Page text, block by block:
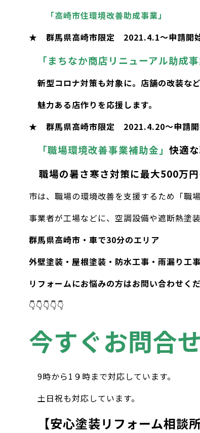
「高崎市住環境改善助成事業」
★ 群馬県高崎市限定 2021.4.1～申請開
「まちなか商店リニューアル助成事
新型コロナ対策も対象に。店舗の改装な
魅力ある店作りを応援します。
★ 群馬県高崎市限定 2021.4.20～申請開
「職場環境改善事業補助金」 快適
職場の暑さ寒さ対策に最大500万円
市は、職場の環境改善を支援するため「職
事業者が工場などに、空調設備や遮断熱塗
群馬県高崎市・車で30分のエリア
外壁塗装・屋根塗装・防水工事・雨漏り工事
リフォームにお悩みの方はお問い合わせくだ
👇👇👇👇👇
今すぐお問合せ
9時から1９時まで対応しています。
土日祝も対応しています。
【安心塗装リフォーム相談所